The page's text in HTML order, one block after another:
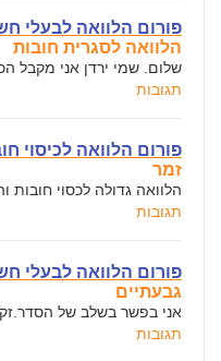
פורום הלוואה לבעלי
הלוואה לסגרית חובות
שלום. שמי ירדן אני מקבל
תגובות
פורום הלוואה לכיסוי
זמר
הלוואה גדולה לכסוי חובות
תגובות
פורום הלוואה לבעלי
גבעתיים
אני בפשר בשלב של הסדר.זקוק ל 5000 שח.יש לי
תגובות